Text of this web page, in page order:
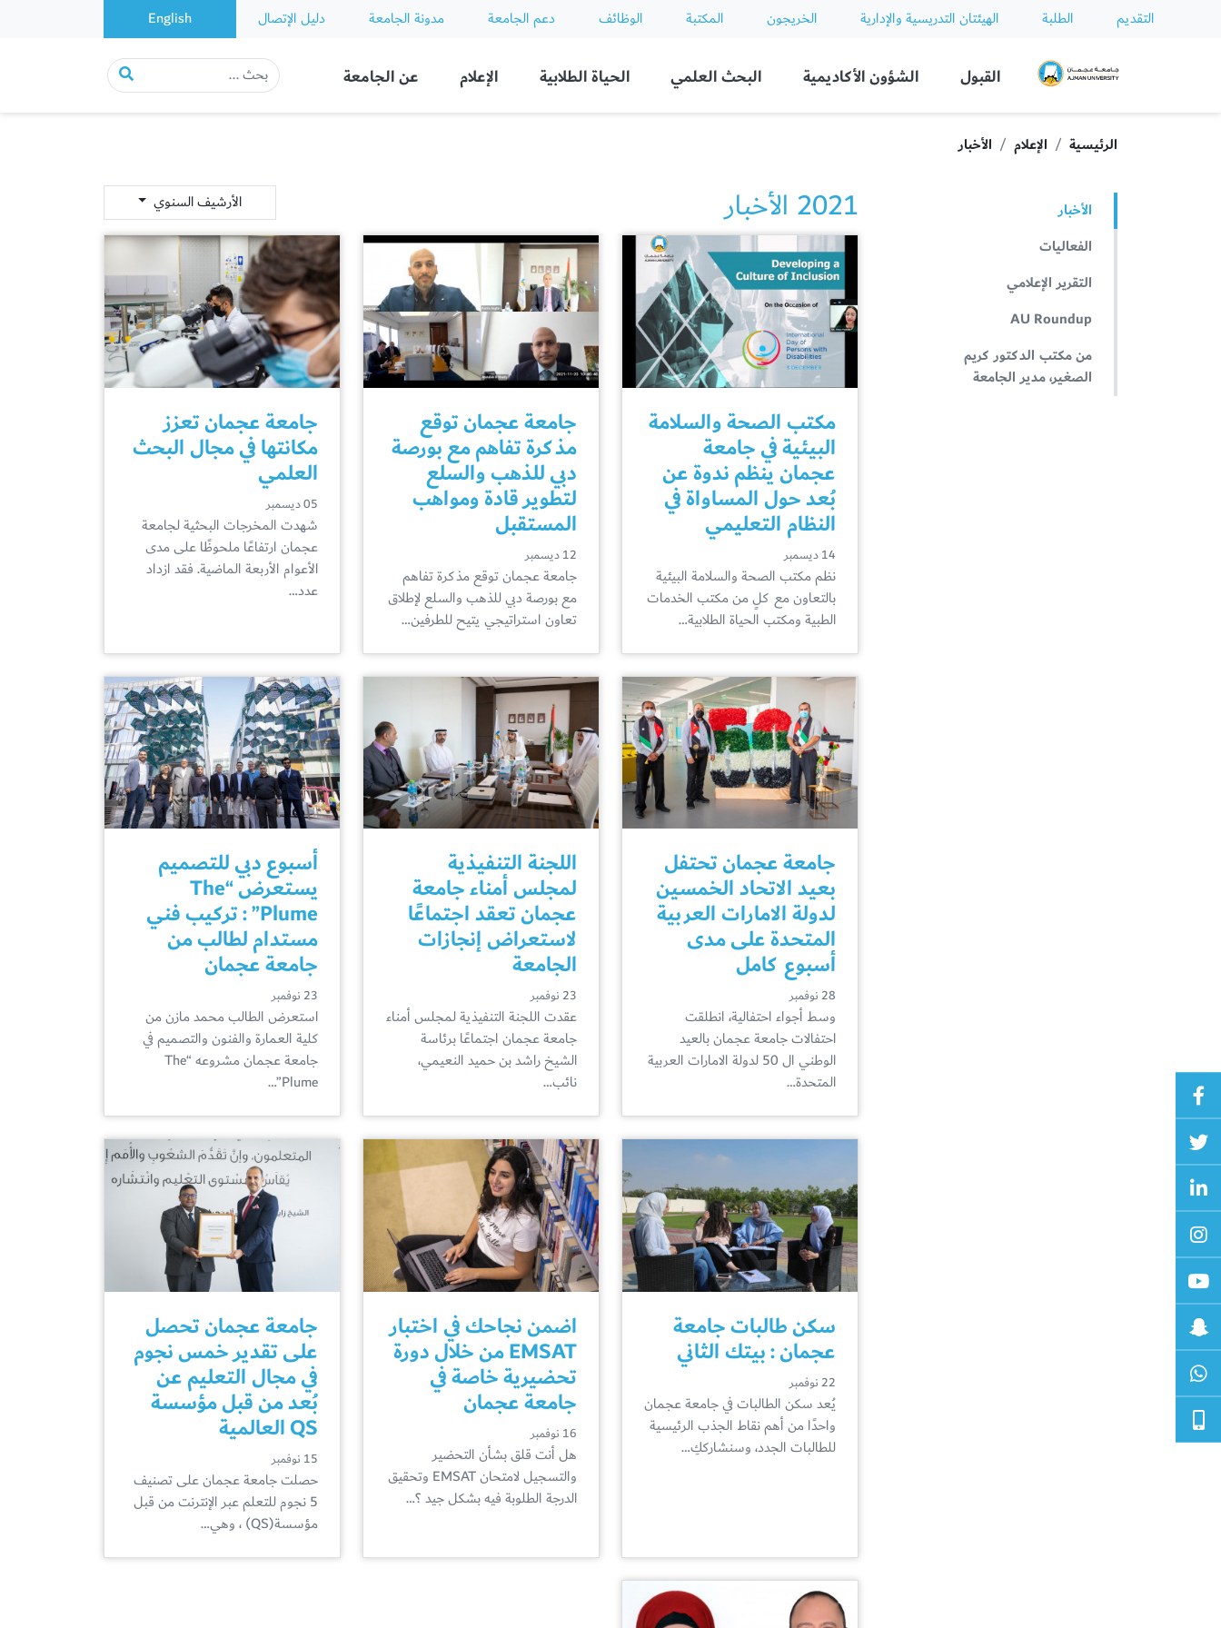
التقديم الطلبة الهيئتان التدريسية والإدارية الخريجون المكتبة الوظائف دعم الجامعة مدونة الجامعة دليل الإتصال English
Ajman University
القبول الشؤون الأكاديمية البحث العلمي الحياة الطلابية الإعلام عن الجامعة
الرئيسية الإعلام الأخبار
الأخبار
الفعاليات
التقرير الإعلامي
AU Roundup
من مكتب الدكتور كريم
الصغير، مدير الجامعة
2021 الأخبار الأرشيف السنوي
مكتب الصحة والسلامة
البيئية في جامعة
عجمان ينظم ندوة عن
بُعد حول المساواة في
النظام التعليمي
14 ديسمبر
نظم مكتب الصحة والسلامة البيئية
بالتعاون مع كلٍ من مكتب الخدمات
الطبية ومكتب الحياة الطلابية…
جامعة عجمان توقع
مذكرة تفاهم مع بورصة
دبي للذهب والسلع
لتطوير قادة ومواهب
المستقبل
12 ديسمبر
جامعة عجمان توقع مذكرة تفاهم
مع بورصة دبي للذهب والسلع لإطلاق
تعاون استراتيجي يتيح للطرفين…
جامعة عجمان تعزز
مكانتها في مجال البحث
العلمي
05 ديسمبر
شهدت المخرجات البحثية لجامعة
عجمان ارتفاعًا ملحوظًا على مدى
الأعوام الأربعة الماضية. فقد ازداد
عدد…
جامعة عجمان تحتفل
بعيد الاتحاد الخمسين
لدولة الامارات العربية
المتحدة على مدى
أسبوع كامل
28 نوفمبر
وسط أجواء احتفالية، انطلقت
احتفالات جامعة عجمان بالعيد
الوطني ال 50 لدولة الامارات العربية
المتحدة…
اللجنة التنفيذية
لمجلس أمناء جامعة
عجمان تعقد اجتماعًا
لاستعراض إنجازات
الجامعة
23 نوفمبر
عقدت اللجنة التنفيذية لمجلس أمناء
جامعة عجمان اجتماعًا برئاسة
الشيخ راشد بن حميد النعيمي،
نائب…
أسبوع دبي للتصميم
يستعرض “The
Plume” : تركيب فني
مستدام لطالب من
جامعة عجمان
23 نوفمبر
استعرض الطالب محمد مازن من
كلية العمارة والفنون والتصميم في
جامعة عجمان مشروعه “The
Plume”…
سكن طالبات جامعة
عجمان : بيتك الثاني
22 نوفمبر
يُعد سكن الطالبات في جامعة عجمان
واحدًا من أهم نقاط الجذب الرئيسية
للطالبات الجدد، وسنشارككِ…
اضمن نجاحك في اختبار
EMSAT من خلال دورة
تحضيرية خاصة في
جامعة عجمان
16 نوفمبر
هل أنت قلق بشأن التحضير
والتسجيل لامتحان EMSAT وتحقيق
الدرجة الطلوبة فيه بشكل جيد ؟…
جامعة عجمان تحصل
على تقدير خمس نجوم
في مجال التعليم عن
بُعد من قبل مؤسسة
QS العالمية
15 نوفمبر
حصلت جامعة عجمان على تصنيف
5 نجوم للتعلم عبر الإنترنت من قبل
مؤسسة(QS) ، وهي…